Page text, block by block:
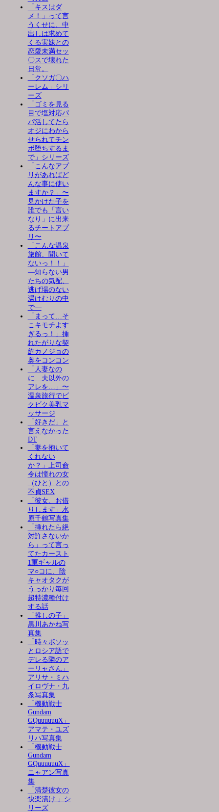
「キスはダ
メ！」って言
うくせに、中
出しは求めて
くる実妹との
恋愛未満セッ
〇スで壊れた
日常。
「クソガ〇ハ
ーレム」シリ
ーズ
「ゴミを見る
目で塩対応パ
パ活してたら
オジにわから
せられてチン
ポ堕ちするま
で」シリーズ
「こんなアプ
リがあればど
んな事に使い
ますか？」〜
見かけた子を
誰でも「言い
なり」に出来
るチートアプ
リ〜
「こんな温泉
旅館、聞いて
ないっ！！」
―知らない男
たちの気配、
逃げ場のない
湯けむりの中
で―
「まって…そ
こキモチよす
ぎるっ！」挿
れたがりな契
約カノジョの
奥をコンコン
「人妻なの
に…夫以外の
アレを…」〜
温泉旅行でビ
クビク美乳マ
ッサージ
「好きだ」と
言えなかった
DT
「妻を抱いて
くれない
か？」上司命
令は憧れの女
（ひと）との
不貞SEX
「彼女、お借
りします」水
原千鶴写真集
「挿れたら絶
対許さないか
ら」って言っ
てたカースト
1軍ギャルの
マ○コに、陰
キャオタクが
うっかり毎回
超特濃種付け
する話
「推しの子」
黒川あかね写
真集
「時々ボソッ
とロシア語で
デレる隣のア
ーリャさん」
アリサ・ミハ
イロヴナ・九
条写真集
「機動戦士
Gundam
GQuuuuuuX」
アマテ・ユズ
リハ写真集
「機動戦士
Gundam
GQuuuuuuX」
ニャアン写真
集
「清楚彼女の
快楽漬け 」シ
リーズ